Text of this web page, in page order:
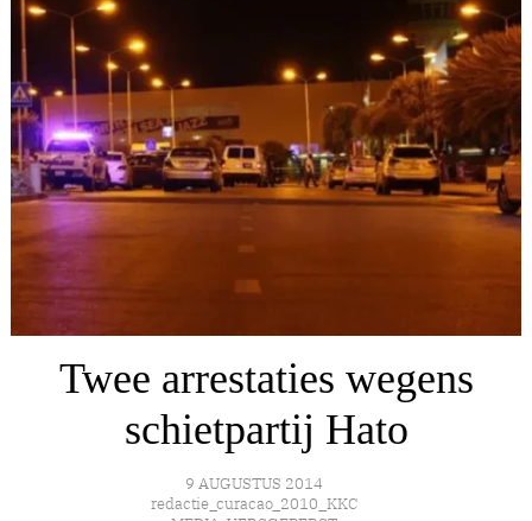
Twee arrestaties wegens
schietpartij Hato
9 AUGUSTUS 2014
redactie_curacao_2010_KKC